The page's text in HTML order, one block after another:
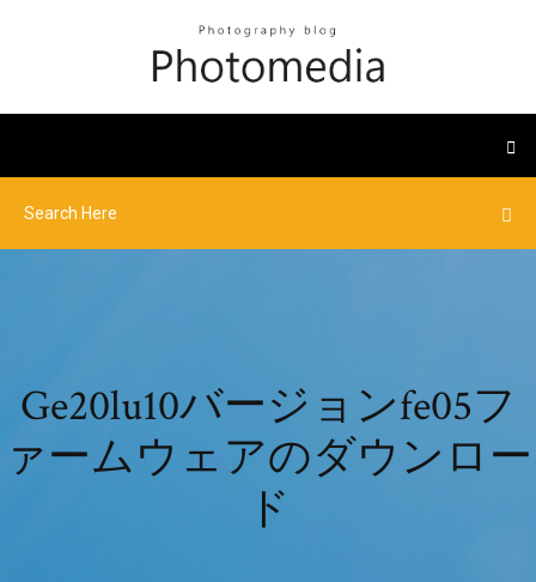
Ge20lu10バージョンfe05フ
ァームウェアのダウンロー
ド